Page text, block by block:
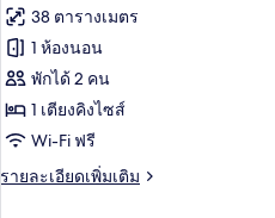
คิว
ทีฟ
สวี
ท,
2
ห้อง
นอน
ทั้งหมด
ของ
ห้อง
พัก,
เตียง
คิง
38 ตารางเมตร
1 ห้องนอน
พักได้ 2 คน
1 เตียงคิงไซส์
Wi-Fi ฟรี
รายละเอียดเพิ่มเติม
ราย